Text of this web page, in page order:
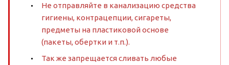
Не отправляйте в канализацию средства
гигиены, контрацепции, сигареты,
предметы на пластиковой основе
(пакеты, обертки и т.п.).
Так же запрещается сливать любые